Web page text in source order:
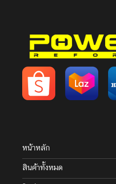
หน้าหลัก
สินค้าทั้งหมด